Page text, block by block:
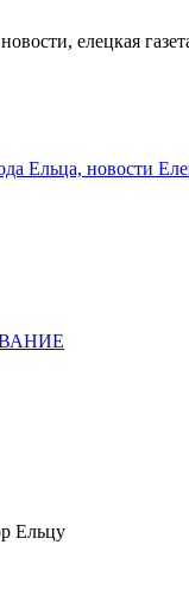
елецкая
Ельца, новости
Ельцу